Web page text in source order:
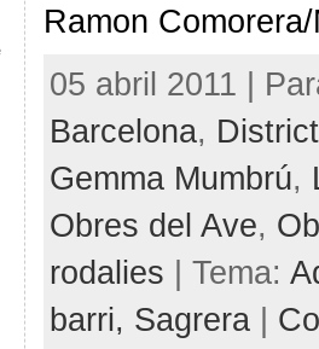
Ramon
05 abril 2011 |
Barcelona,
Gemma Mumbrú,
Obres del Ave,
rodalies | Tema:
barri, Sagrera|